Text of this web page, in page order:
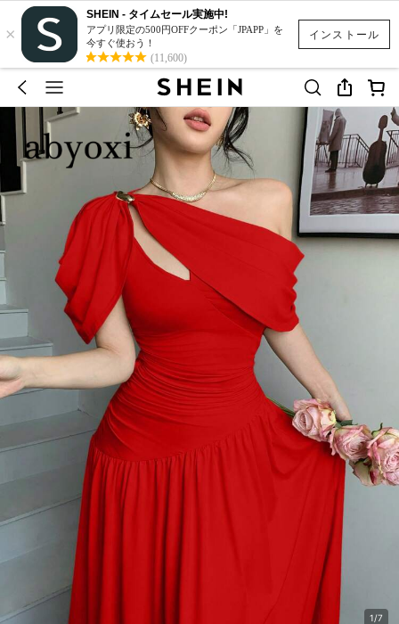
インストール
×
SHEIN - タイムセール実施中!
アプリ限定の500円OFFクーポン「JPAPP」を
今すぐ使おう！
(11,600)
1/7